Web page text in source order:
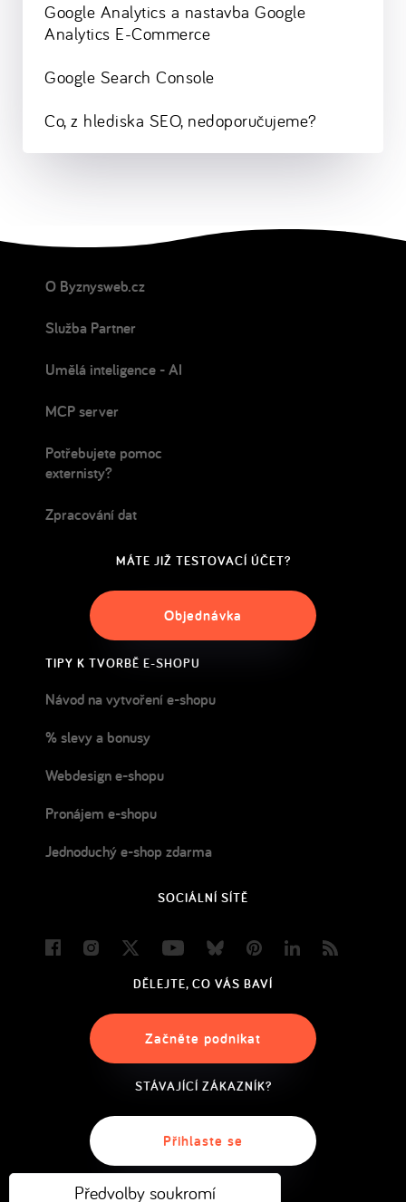
Google Analytics a nastavba Google
Analytics E-Commerce
Google Search Console
Co, z hlediska SEO, nedoporučujeme?
O Byznysweb.cz
Služba Partner
Umělá inteligence - AI
MCP server
Potřebujete pomoc
externisty?
Zpracování dat
MÁTE JIŽ TESTOVACÍ ÚČET?
Objednávka
TIPY K TVORBĚ E-SHOPU
Návod na vytvoření e-shopu
% slevy a bonusy
Webdesign e-shopu
Pronájem e-shopu
Jednoduchý e-shop zdarma
SOCIÁLNÍ SÍTĚ
FacebookInstagram
Twitter YoutubeBlueskyPinterestLinkedIn
DĚLEJTE, CO VÁS BAVÍ
Začněte podnikat
STÁVAJÍCÍ ZÁKAZNÍK?
Přihlaste se
Předvolby soukromí